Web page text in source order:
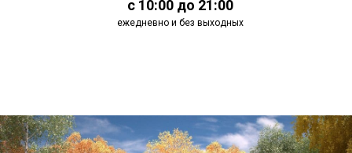
с 10:00 до 21:00
ежедневно и без выходных